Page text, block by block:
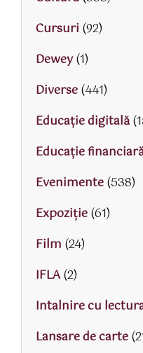
Cursuri (92)
Dewey(1)
Diverse(441)
Educaţie digitală
Educaţie
Evenimente(538)
Expoziție(61)
Film (24)
IFLA(2)
Intalnire cu
Lansare de carte